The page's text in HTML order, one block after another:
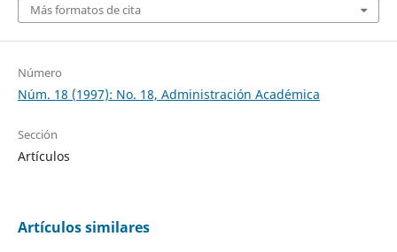
Más formatos de cita
Número
Núm. 18 (1997): No. 18, Administración Académica
Sección
Artículos
Artículos similares